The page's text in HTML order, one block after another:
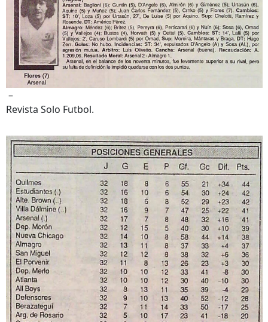
–
Revista Solo Futbol.